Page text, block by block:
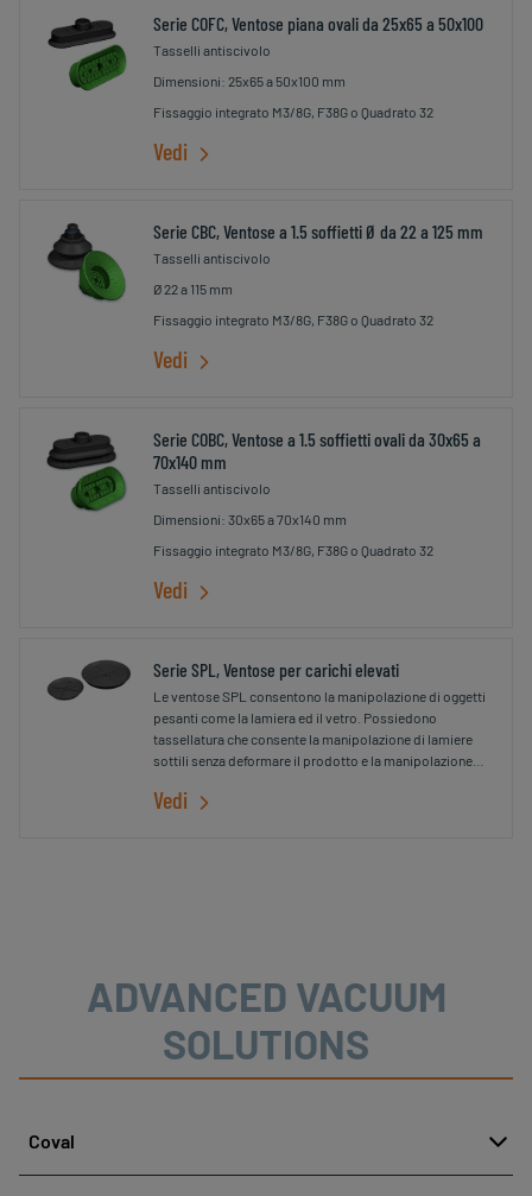
Serie COFC, Ventose piana ovali da 25x65 a 50x100
Tasselli antiscivolo
Dimensioni: 25x65 a 50x100 mm
Fissaggio integrato M3/8G, F38G o Quadrato 32
Vedi
Serie CBC, Ventose a 1.5 soffietti Ø da 22 a 125 mm
Tasselli antiscivolo
Ø 22 a 115 mm
Fissaggio integrato M3/8G, F38G o Quadrato 32
Vedi
Serie COBC, Ventose a 1.5 soffietti ovali da 30x65 a
70x140 mm
Tasselli antiscivolo
Dimensioni: 30x65 a 70x140 mm
Fissaggio integrato M3/8G, F38G o Quadrato 32
Vedi
Serie SPL, Ventose per carichi elevati
Le ventose SPL consentono la manipolazione di oggetti
pesanti come la lamiera ed il vetro. Possiedono
tassellatura che consente la manipolazione di lamiere
sottili senza deformare il prodotto e la manipolazione
Vedi
ADVANCED VACUUM
SOLUTIONS
Coval